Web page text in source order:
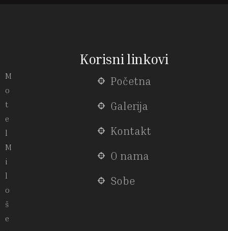
M
o
t
e
l
M
i
l
o
š
e
Korisni linkovi
Početna
Galerija
Kontakt
O nama
Sobe